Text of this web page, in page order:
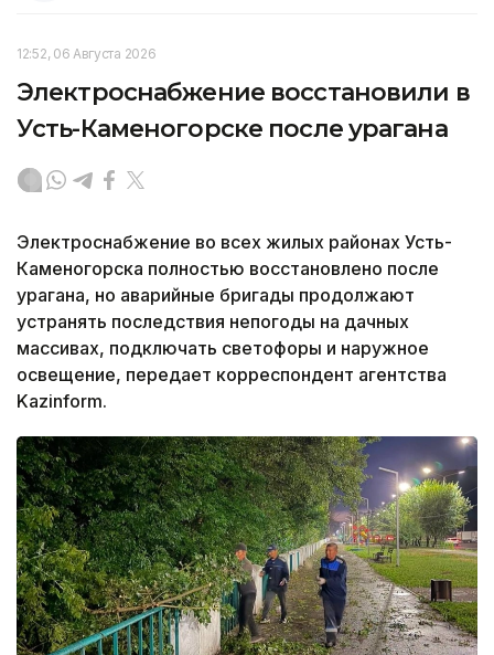
12:52, 06 Августа 2026
Электроснабжение восстановили в
Усть-Каменогорске после урагана
Электроснабжение во всех жилых районах Усть-
Каменогорска полностью восстановлено после
урагана, но аварийные бригады продолжают
устранять последствия непогоды на дачных
массивах, подключать светофоры и наружное
освещение, передает корреспондент агентства
Kazinform.